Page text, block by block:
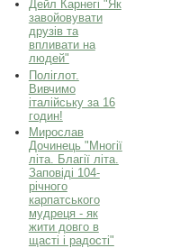
Дейл Карнегі "Як
завойовувати
друзів та
впливати на
людей"
Поліглот.
Вивчимо
італійську за 16
годин!
Мирослав
Дочинець "Многії
літа. Благії літа.
Заповіді 104-
річного
карпатського
мудреця - як
жити довго в
щасті і радості"